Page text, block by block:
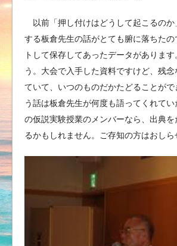
以前「押し付けはどうして起こるのか
する板倉先生の話がとても腑に落ちたの
トして保存してあったデータがあります
う。大会で入手した資料ですけど、残念
ていて、いつのものだかたどることが
う話は板倉先生が何度も語ってくれて
の仮説実験授業のメンバーなら、出典を
るかもしれません。ご存知の方はおしら